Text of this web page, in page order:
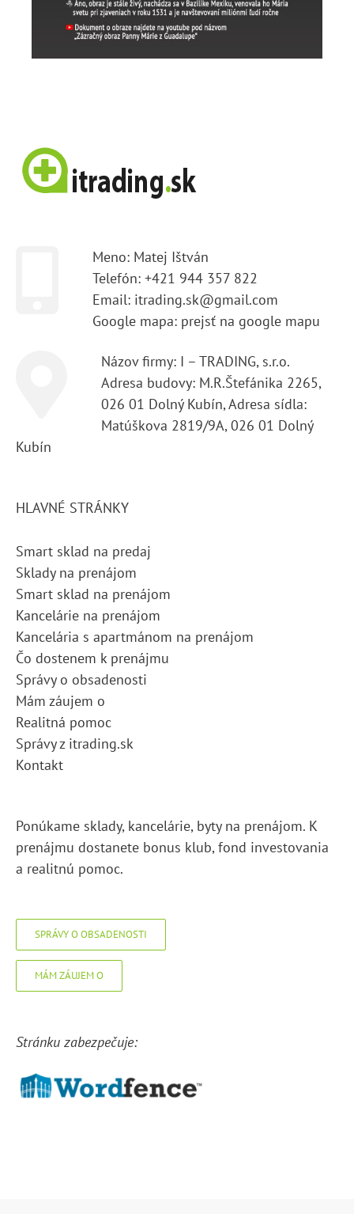
Meno: Matej Ištván
Telefón: +421 944 357 822
Email: itrading.sk@gmail.com
Google mapa: prejsť na google mapu
Názov firmy: I – TRADING, s.r.o.
Adresa budovy: M.R.Štefánika 2265,
026 01 Dolný Kubín, Adresa sídla:
Matúškova 2819/9A, 026 01 Dolný
Kubín
HLAVNÉ STRÁNKY
Smart sklad na predaj
Sklady na prenájom
Smart sklad na prenájom
Kancelárie na prenájom
Kancelária s apartmánom na prenájom
Čo dostenem k prenájmu
Správy o obsadenosti
Mám záujem o
Realitná pomoc
Správy z itrading.sk
Kontakt
Ponúkame sklady, kancelárie, byty na prenájom. K
prenájmu dostanete bonus klub, fond investovania
a realitnú pomoc.
SPRÁVY O OBSADENOSTI
MÁM ZÁUJEM O
Stránku zabezpečuje: